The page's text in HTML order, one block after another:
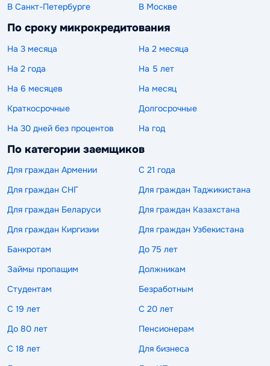
В Санкт-Петербурге В Москве
По сроку микрокредитования
На 3 месяца
На 2 месяца
На 2 года
На 5 лет
На 6 месяцев
На месяц
Краткосрочные
Долгосрочные
На 30 дней без процентов
На год
По категории заемщиков
Для граждан Армении
С 21 года
Для граждан СНГ
Для граждан Таджикистана
Для граждан Беларуси
Для граждан Казахстана
Для граждан Киргизии
Для граждан Узбекистана
Банкротам
До 75 лет
Займы пропащим
Должникам
Студентам
Безработным
С 19 лет
С 20 лет
До 80 лет
Пенсионерам
С 18 лет
Для бизнеса